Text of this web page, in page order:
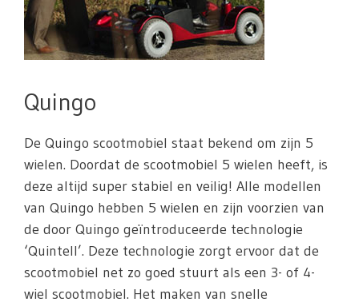
Quingo
De Quingo scootmobiel staat bekend om zijn 5
wielen. Doordat de scootmobiel 5 wielen heeft, is
deze altijd super stabiel en veilig! Alle modellen
van Quingo hebben 5 wielen en zijn voorzien van
de door Quingo geïntroduceerde technologie
‘Quintell’. Deze technologie zorgt ervoor dat de
scootmobiel net zo goed stuurt als een 3- of 4-
wiel scootmobiel. Het maken van snelle